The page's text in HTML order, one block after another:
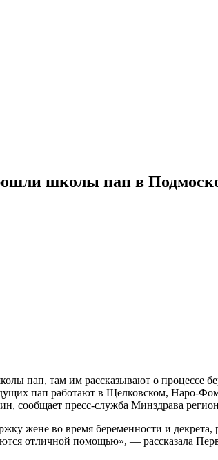
школы пап в
пап, там им рассказывают о процессе
пап работают в Щелковском, Наро-
сообщает пресс-служба Минздрава
жене во время беременности и
отличной помощью», — рассказала